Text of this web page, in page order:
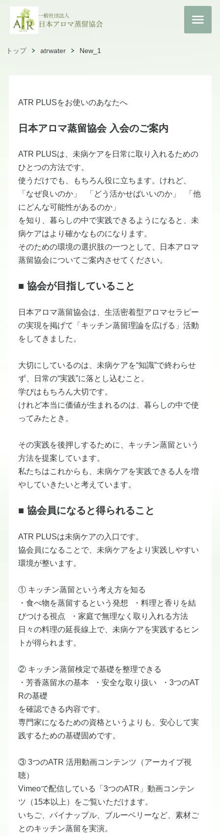
トップ atrwater New_1
ATR PLUSをお使いのあなたへ
日本アロマ蒸留協会 入会のご案内
ATR PLUSは、未病ケアを日常に取り入れるための
ひとつの方法です。
使うだけでも、もちろん役に立ちます。けれど、
「なぜ良いのか」 「どう活かせばいいのか」 「他
にどんな可能性があるのか」
を知り、暮らしの中で実践できるようになると、未
病ケアはより確かなものになります。
そのための環境の選択肢の一つとして、日本アロマ
蒸留協会についてご案内させてください。
■ 協会が目指していること
日本アロマ蒸留協会は、生活密着型アロマセラピー
の実現を掲げて「キッチン蒸留理論を広げる」活動
をしてきました。
大切にしているのは、未病ケアを“知識”で終わらせ
ず、日常の“実践”に落とし込むこと。
学びはもちろん大切です。
けれど本当に価値が生まれるのは、暮らしの中で使
ってみたとき。
その実践を後押しするために、キッチン蒸留という
方法を提案しています。
私たちはこれからも、未病ケアを実践できる人を増
やしていきたいと考えています。
■ 協会員になると得られること
ATR PLUSは未病ケアの入口です。
協会員になることで、未病ケアをより実践しやすい
環境が整います。
① キッチン蒸留という考え方を知る
・食べ物を蒸留するという発想 ・料理と香りを結
びつける視点 ・家庭で無理なく取り入れる方法
日々の料理の延長線上で、未病ケアを実践するヒン
トが得られます。
② キッチン蒸留検定で基礎を整理できる
・芳香蒸留水の基本 ・安全な取り扱い ・3つのAT
Rの基礎
を確認できる内容です。
専門家になるための資格というよりも、安心して実
践するための基礎固めです。
③ 3つのATR 活用動画コンテンツ（アーカイブ視
聴）
Vimeoで配信している「3つのATR」動画コンテン
ツ（15本以上）をご覧いただけます。
いちご、パイナップル、ブルーベリーなど、素材ご
とのキッチン蒸留を実演。